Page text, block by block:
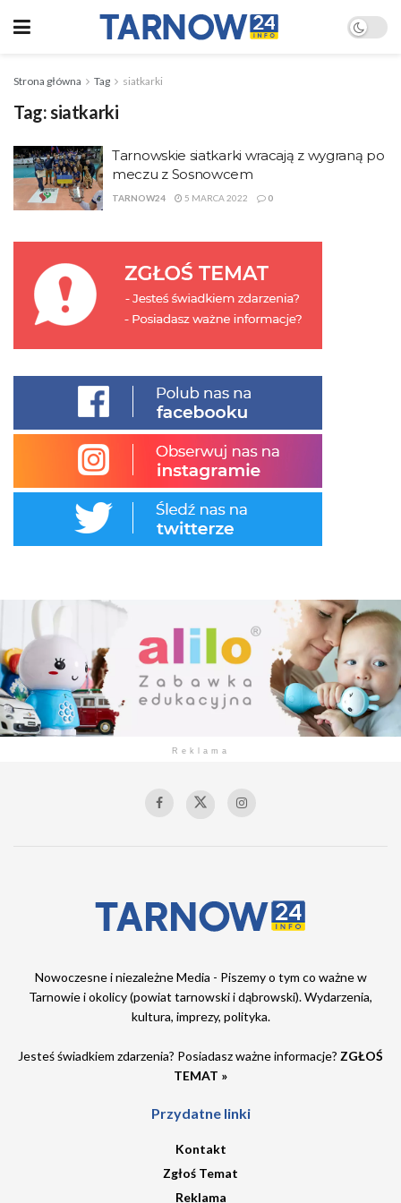
Strona główna Tag siatkarki
Tag:siatkarki
Tarnowskie siatkarki wracają z wygraną po
meczu z Sosnowcem
TARNOW24 5 MARCA 2022 0
Reklama
Nowoczesne i niezależne Media - Piszemy o tym co ważne w
Tarnowie i okolicy (powiat tarnowski i dąbrowski). Wydarzenia,
kultura, imprezy, polityka.
Jesteś świadkiem zdarzenia? Posiadasz ważne informacje? ZGŁOŚ
TEMAT »
Przydatne linki
Kontakt
Zgłoś Temat
Reklama